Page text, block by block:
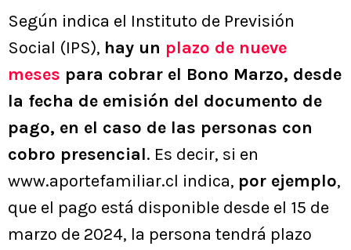
Según indica el Instituto de Previsión
Social (IPS), hay un plazo de nueve
meses para cobrar el Bono Marzo, desde
la fecha de emisión del documento de
pago, en el caso de las personas con
cobro presencial. Es decir, si en
www.aportefamiliar.cl indica, por ejemplo,
que el pago está disponible desde el 15 de
marzo de 2024, la persona tendrá plazo